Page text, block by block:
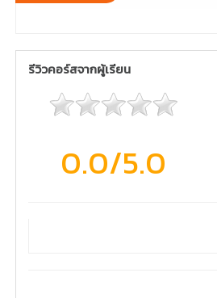
รีวิวคอร์สจากผู้เรียน
0.0/5.0